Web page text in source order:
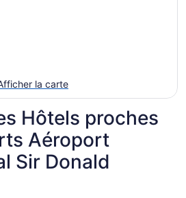
la carte
Hôtels proches
Aéroport
Sir Donald